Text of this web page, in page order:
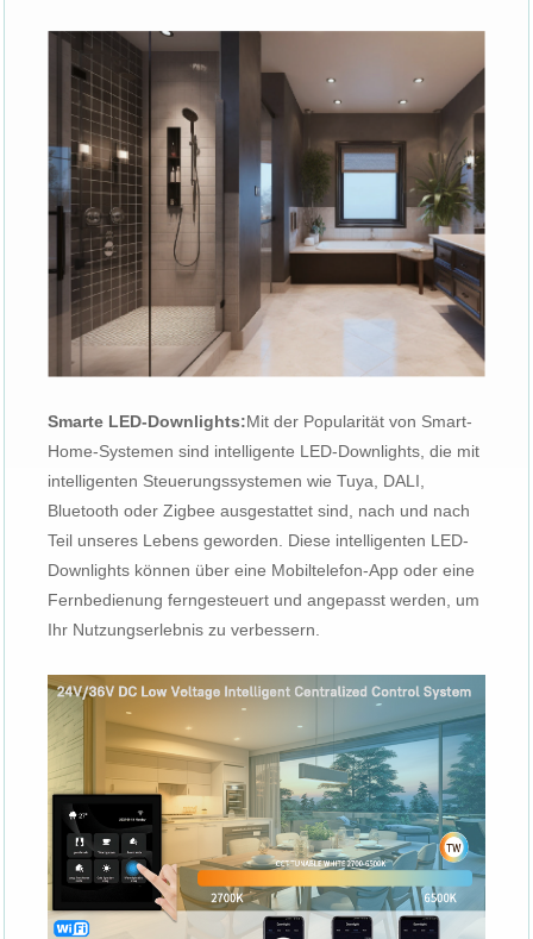
Smarte LED-Downlights:Mit der Popularität von Smart-
Home-Systemen sind intelligente LED-Downlights, die mit
intelligenten Steuerungssystemen wie Tuya, DALI,
Bluetooth oder Zigbee ausgestattet sind, nach und nach
Teil unseres Lebens geworden. Diese intelligenten LED-
Downlights können über eine Mobiltelefon-App oder eine
Fernbedienung ferngesteuert und angepasst werden, um
Ihr Nutzungserlebnis zu verbessern.